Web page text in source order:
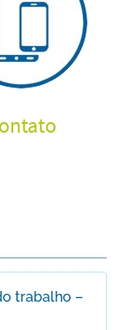
trabalho –